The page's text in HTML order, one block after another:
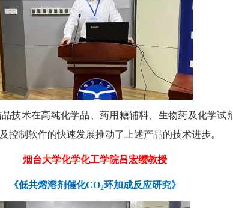
技术在高纯化学品、药用糖辅料、生物药及化学试
控制软件的快速发展推动了上述产品的技术进步。
烟台大学化学化工学院吕宏缨教授
《低共熔溶剂催化CO2环加成反应研究》